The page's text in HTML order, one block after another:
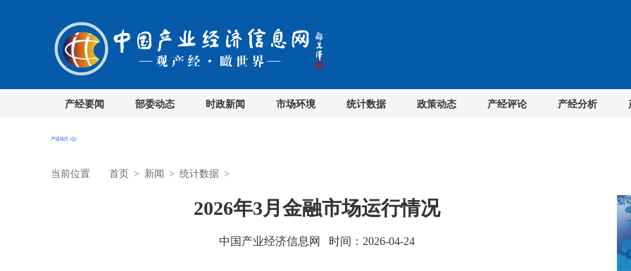
产经要闻 部委动态 时政新闻 市场环境 统计数据 政策动态 产经评论 产经分析
当前位置 首页 > 新闻 > 统计数据 >
2026年3月金融市场运行情况
中国产业经济信息网 时间：2026-04-24